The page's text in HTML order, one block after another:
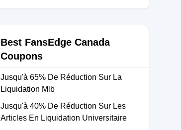
Best FansEdge Canada
Coupons
Jusqu'à 65% De Réduction Sur La
Liquidation Mlb
Jusqu'à 40% De Réduction Sur Les
Articles En Liquidation Universitaire